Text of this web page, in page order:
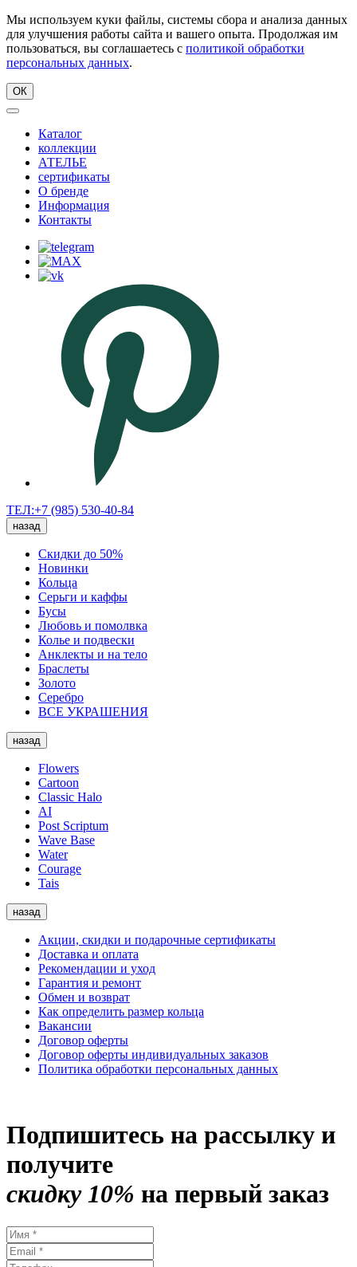
Мы используем куки файлы, системы сбора и анализа данных
для улучшения работы сайта и вашего опыта. Продолжая им
пользоваться, вы соглашаетесь с политикой обработки
персональных данных.
ОК
Каталог
коллекции
АТЕЛЬЕ
сертификаты
О бренде
Информация
Контакты
ТЕЛ:+7 (985) 530-40-84
назад
Скидки до 50%
Новинки
Кольца
Серьги и каффы
Бусы
Любовь и помолвка
Колье и подвески
Анклекты и на тело
Браслеты
Золото
Серебро
ВСЕ УКРАШЕНИЯ
назад
Flowers
Cartoon
Classic Halo
AI
Post Scriptum
Wave Base
Water
Courage
Tais
назад
Акции, скидки и подарочные сертификаты
Доставка и оплата
Рекомендации и уход
Гарантия и ремонт
Обмен и возврат
Как определить размер кольца
Вакансии
Договор оферты
Договор оферты индивидуальных заказов
Политика обработки персональных данных
Подпишитесь на рассылку и
получите
скидку 10% на первый заказ